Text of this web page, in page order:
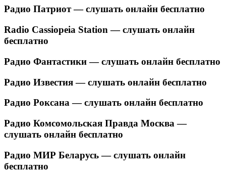
Радио Патриот — слушать онлайн бесплатно
Radio Cassiopeia Station — слушать онлайн
бесплатно
Радио Фантастики — слушать онлайн бесплатно
Радио Известия — слушать онлайн бесплатно
Радио Роксана — слушать онлайн бесплатно
Радио Комсомольская Правда Москва —
слушать онлайн бесплатно
Радио МИР Беларусь — слушать онлайн
бесплатно